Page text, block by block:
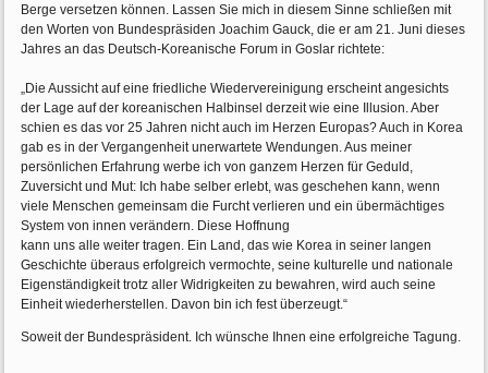
Berge versetzen können. Lassen Sie mich in diesem Sinne schließen mit
den Worten von Bundespräsiden Joachim Gauck, die er am 21. Juni dieses
Jahres an das Deutsch-Koreanische Forum in Goslar richtete:
„Die Aussicht auf eine friedliche Wiedervereinigung erscheint angesichts
der Lage auf der koreanischen Halbinsel derzeit wie eine Illusion. Aber
schien es das vor 25 Jahren nicht auch im Herzen Europas? Auch in Korea
gab es in der Vergangenheit unerwartete Wendungen. Aus meiner
persönlichen Erfahrung werbe ich von ganzem Herzen für Geduld,
Zuversicht und Mut: Ich habe selber erlebt, was geschehen kann, wenn
viele Menschen gemeinsam die Furcht verlieren und ein übermächtiges
System von innen verändern. Diese Hoffnung
kann uns alle weiter tragen. Ein Land, das wie Korea in seiner langen
Geschichte überaus erfolgreich vermochte, seine kulturelle und nationale
Eigenständigkeit trotz aller Widrigkeiten zu bewahren, wird auch seine
Einheit wiederherstellen. Davon bin ich fest überzeugt.“
Soweit der Bundespräsident. Ich wünsche Ihnen eine erfolgreiche Tagung.